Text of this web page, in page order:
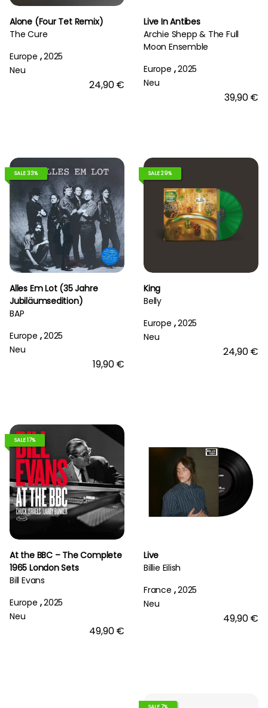
Alone (Four Tet Remix)
The Cure
Europe ,2025
Neu
24,90 €
Live In Antibes
Archie Shepp & The Full
Moon Ensemble
Europe ,2025
Neu
39,90 €
SALE 33%
Alles Em Lot (35 Jahre
Jubiläumsedition)
BAP
Europe ,2025
Neu
19,90 €
SALE 29%
King
Belly
Europe ,2025
Neu
24,90 €
SALE 17%
At the BBC – The Complete
1965 London Sets
Bill Evans
Europe ,2025
Neu
49,90 €
Live
Billie Eilish
France ,2025
Neu
49,90 €